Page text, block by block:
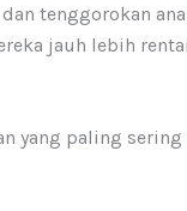
tenggorokan
jauh lebih
yang paling